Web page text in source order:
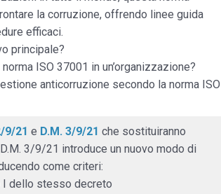
la corruzione, offrendo linee guida
efficaci.
principale?
ISO 37001 in un’organizzazione?
anticorruzione secondo la norma ISO
9/21 e D.M. 3/9/21 che sostituiranno
3/9/21 introduce un nuovo modo di
come criteri:
I dello stesso decreto